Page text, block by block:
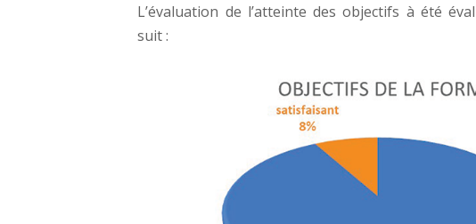
L’évaluation de l’atteinte des objectifs à été
suit :